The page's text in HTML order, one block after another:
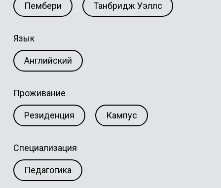
Пембери Танбридж Уэллс
Язык
Английский
Проживание
Резиденция Кампус
Специализация
Педагогика